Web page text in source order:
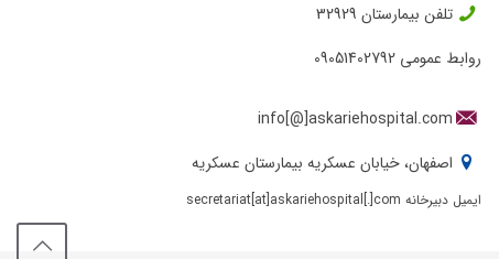
تلفن بیمارستان 32929
روابط عمومی09051402792
info[@]askariehospital.com
اصفهان، خیابان عسکریه بیمارستان عسکریه
ایمیل دبیرخانه secretariat[at]askariehospital[.]com